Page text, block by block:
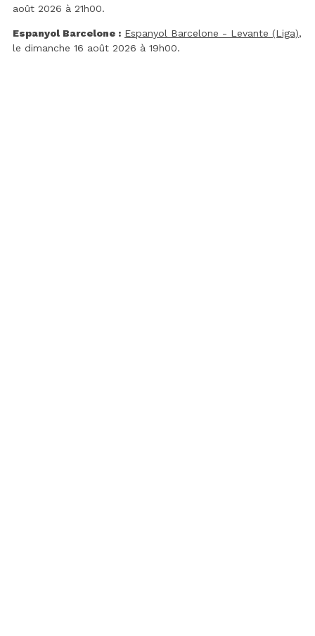
août 2026 à 21h00.
Espanyol Barcelone : Espanyol Barcelone - Levante (Liga),
le dimanche 16 août 2026 à 19h00.